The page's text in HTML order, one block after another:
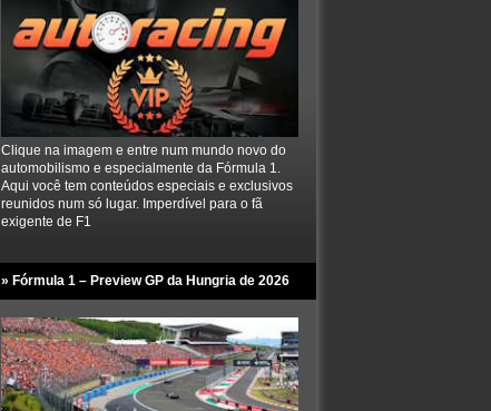
Clique na imagem e entre num mundo novo do
automobilismo e especialmente da Fórmula 1.
Aqui você tem conteúdos especiais e exclusivos
reunidos num só lugar. Imperdível para o fã
exigente de F1
» Fórmula 1 – Preview GP da Hungria de 2026